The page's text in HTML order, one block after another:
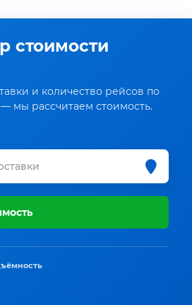
стоимости
и количество рейсов по
мы рассчитаем стоимость.